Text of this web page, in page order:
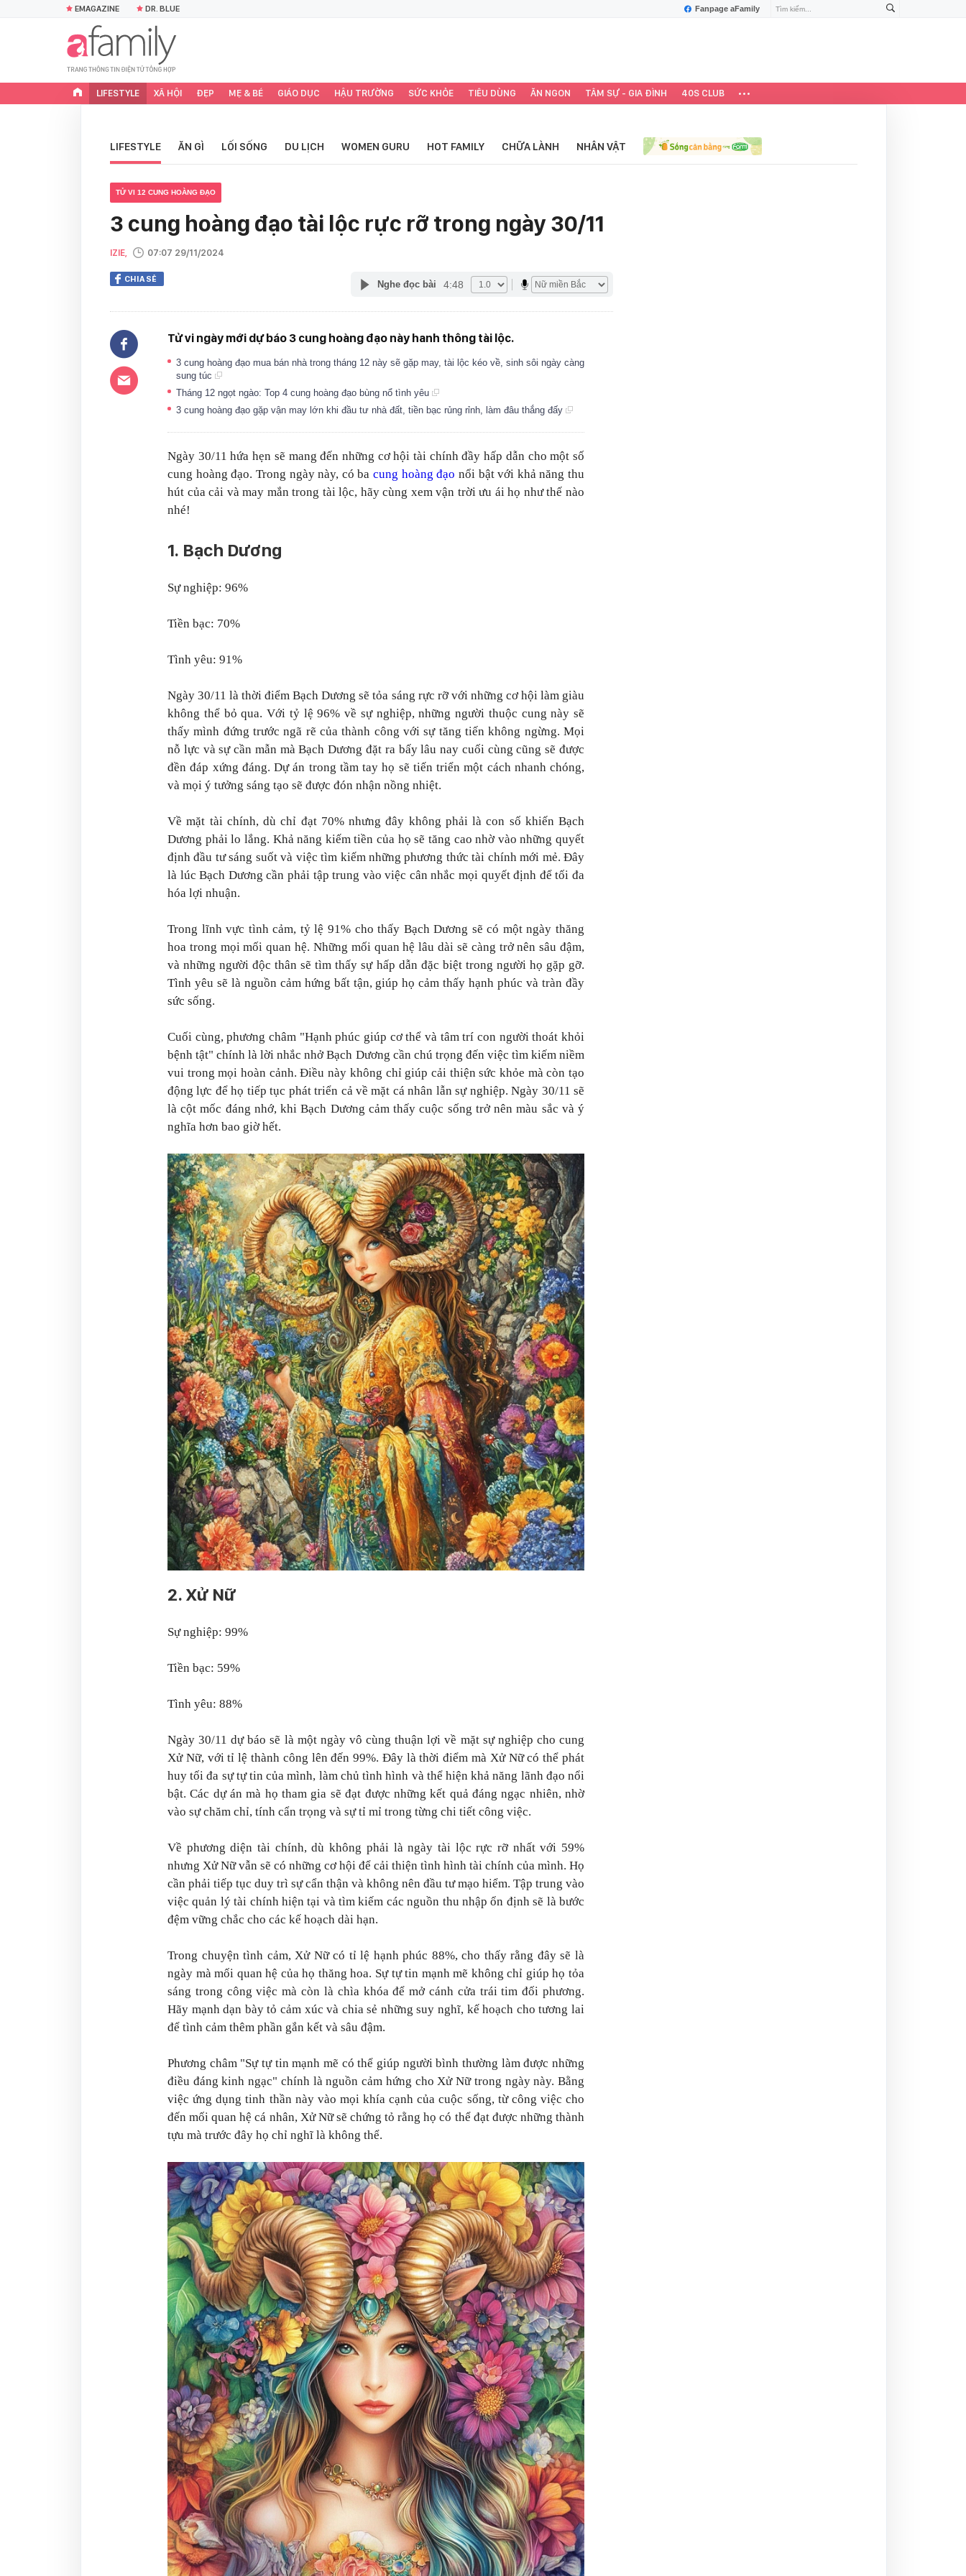
Fanpage aFamily
EMAGAZINE DR. BLUE
LIFESTYLE XÃ HỘI ĐẸP MẸ & BÉ GIÁO DỤC HẬU TRƯỜNG SỨC KHỎE TIÊU DÙNG ĂN NGON TÂM SỰ - GIA ĐÌNH 40S CLUB
LIFESTYLE ĂN GÌ LỐI SỐNG DU LỊCH WOMEN GURU HOT FAMILY CHỮA LÀNH NHÂN VẬT
TỬ VI 12 CUNG HOÀNG ĐẠO
3 cung hoàng đạo tài lộc rực rỡ trong ngày 30/11
IZIE, 07:07 29/11/2024
CHIA SẺ Nghe đọc bài 4:48
Tử vi ngày mới dự báo 3 cung hoàng đạo này hanh thông tài lộc.
3 cung hoàng đạo mua bán nhà trong tháng 12 này sẽ gặp may, tài lộc kéo về, sinh sôi ngày càng
sung túc
Tháng 12 ngọt ngào: Top 4 cung hoàng đạo bùng nổ tình yêu
3 cung hoàng đạo gặp vận may lớn khi đầu tư nhà đất, tiền bạc rủng rỉnh, làm đâu thắng đấy
Ngày 30/11 hứa hẹn sẽ mang đến những cơ hội tài chính đầy hấp dẫn cho một số
cung hoàng đạo. Trong ngày này, có ba cung hoàng đạo nổi bật với khả năng thu
hút của cải và may mắn trong tài lộc, hãy cùng xem vận trời ưu ái họ như thế nào
nhé!
1. Bạch Dương
Sự nghiệp: 96%
Tiền bạc: 70%
Tình yêu: 91%
Ngày 30/11 là thời điểm Bạch Dương sẽ tỏa sáng rực rỡ với những cơ hội làm giàu
không thể bỏ qua. Với tỷ lệ 96% về sự nghiệp, những người thuộc cung này sẽ
thấy mình đứng trước ngã rẽ của thành công với sự tăng tiến không ngừng. Mọi
nỗ lực và sự cần mẫn mà Bạch Dương đặt ra bấy lâu nay cuối cùng cũng sẽ được
đền đáp xứng đáng. Dự án trong tầm tay họ sẽ tiến triển một cách nhanh chóng,
và mọi ý tưởng sáng tạo sẽ được đón nhận nồng nhiệt.
Về mặt tài chính, dù chỉ đạt 70% nhưng đây không phải là con số khiến Bạch
Dương phải lo lắng. Khả năng kiếm tiền của họ sẽ tăng cao nhờ vào những quyết
định đầu tư sáng suốt và việc tìm kiếm những phương thức tài chính mới mẻ. Đây
là lúc Bạch Dương cần phải tập trung vào việc cân nhắc mọi quyết định để tối đa
hóa lợi nhuận.
Trong lĩnh vực tình cảm, tỷ lệ 91% cho thấy Bạch Dương sẽ có một ngày thăng
hoa trong mọi mối quan hệ. Những mối quan hệ lâu dài sẽ càng trở nên sâu đậm,
và những người độc thân sẽ tìm thấy sự hấp dẫn đặc biệt trong người họ gặp gỡ.
Tình yêu sẽ là nguồn cảm hứng bất tận, giúp họ cảm thấy hạnh phúc và tràn đầy
sức sống.
Cuối cùng, phương châm "Hạnh phúc giúp cơ thể và tâm trí con người thoát khỏi
bệnh tật" chính là lời nhắc nhở Bạch Dương cần chú trọng đến việc tìm kiếm niềm
vui trong mọi hoàn cảnh. Điều này không chỉ giúp cải thiện sức khỏe mà còn tạo
động lực để họ tiếp tục phát triển cả về mặt cá nhân lẫn sự nghiệp. Ngày 30/11 sẽ
là cột mốc đáng nhớ, khi Bạch Dương cảm thấy cuộc sống trở nên màu sắc và ý
nghĩa hơn bao giờ hết.
2. Xử Nữ
Sự nghiệp: 99%
Tiền bạc: 59%
Tình yêu: 88%
Ngày 30/11 dự báo sẽ là một ngày vô cùng thuận lợi về mặt sự nghiệp cho cung
Xử Nữ, với tỉ lệ thành công lên đến 99%. Đây là thời điểm mà Xử Nữ có thể phát
huy tối đa sự tự tin của mình, làm chủ tình hình và thể hiện khả năng lãnh đạo nổi
bật. Các dự án mà họ tham gia sẽ đạt được những kết quả đáng ngạc nhiên, nhờ
vào sự chăm chỉ, tính cẩn trọng và sự tỉ mỉ trong từng chi tiết công việc.
Về phương diện tài chính, dù không phải là ngày tài lộc rực rỡ nhất với 59%
nhưng Xử Nữ vẫn sẽ có những cơ hội để cải thiện tình hình tài chính của mình. Họ
cần phải tiếp tục duy trì sự cẩn thận và không nên đầu tư mạo hiểm. Tập trung vào
việc quản lý tài chính hiện tại và tìm kiếm các nguồn thu nhập ổn định sẽ là bước
đệm vững chắc cho các kế hoạch dài hạn.
Trong chuyện tình cảm, Xử Nữ có tỉ lệ hạnh phúc 88%, cho thấy rằng đây sẽ là
ngày mà mối quan hệ của họ thăng hoa. Sự tự tin mạnh mẽ không chỉ giúp họ tỏa
sáng trong công việc mà còn là chìa khóa để mở cánh cửa trái tim đối phương.
Hãy mạnh dạn bày tỏ cảm xúc và chia sẻ những suy nghĩ, kế hoạch cho tương lai
để tình cảm thêm phần gắn kết và sâu đậm.
Phương châm "Sự tự tin mạnh mẽ có thể giúp người bình thường làm được những
điều đáng kinh ngạc" chính là nguồn cảm hứng cho Xử Nữ trong ngày này. Bằng
việc ứng dụng tinh thần này vào mọi khía cạnh của cuộc sống, từ công việc cho
đến mối quan hệ cá nhân, Xử Nữ sẽ chứng tỏ rằng họ có thể đạt được những thành
tựu mà trước đây họ chỉ nghĩ là không thể.